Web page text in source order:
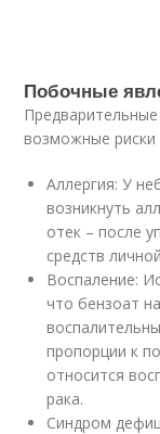
Побочные
возможные риски
Аллергия: У
возникнуть
отек – после
средств
Воспаление:
что бензоат
пропорции к
относится
рака.
Синдром